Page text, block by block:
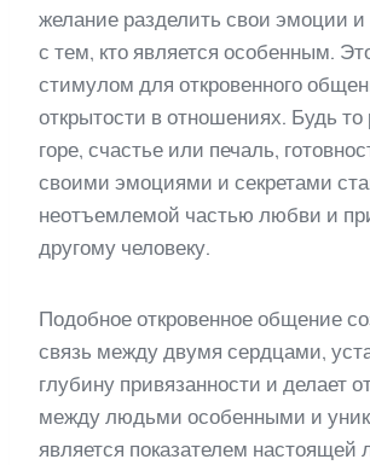
желание разделить свои эмоции
с тем, кто является особенным.
стимулом для откровенного
открытости в отношениях. Будь то
горе, счастье или печаль,
своими эмоциями и секретами
неотъемлемой частью любви и
другому человеку.
Подобное откровенное общение
связь между двумя сердцами,
глубину привязанности и делает
между людьми особенными и
является показателем настоящей